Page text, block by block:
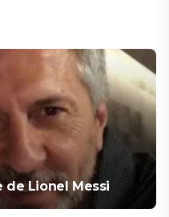
de Lionel Messi